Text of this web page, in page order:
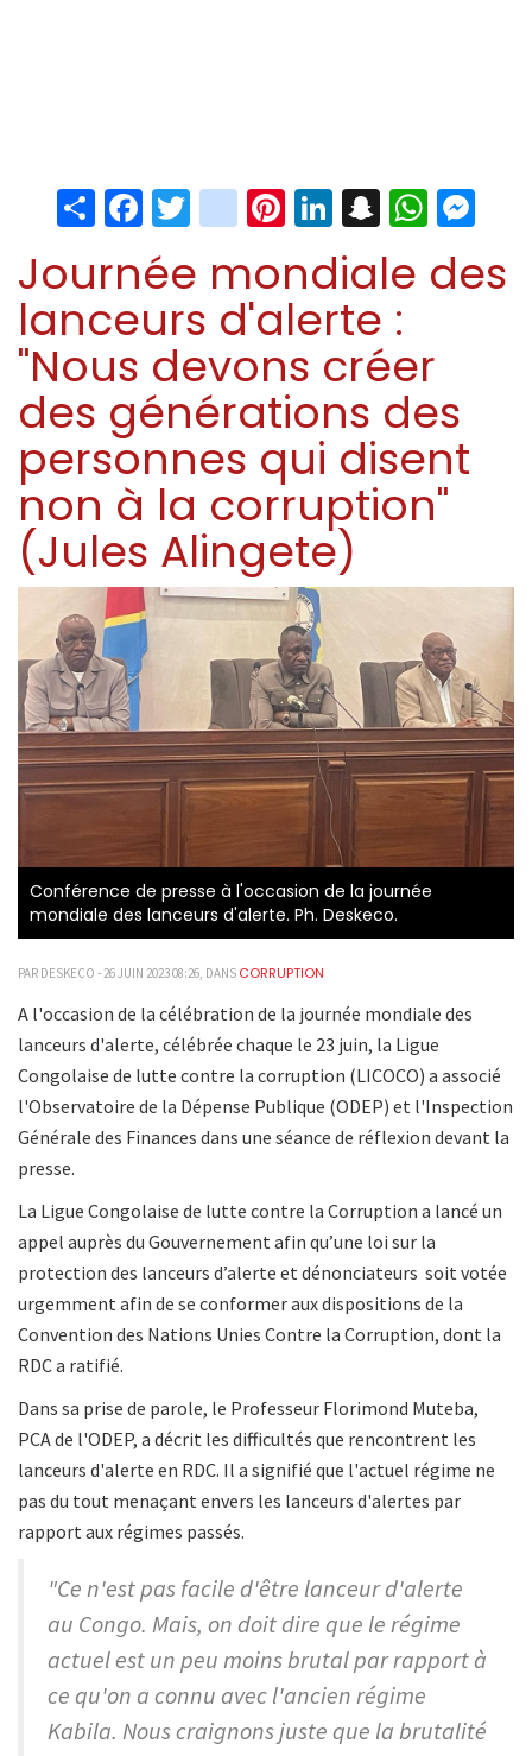
ShareFacebook
Twitter
instagram
Pinterest
LinkedIn
Snapchat
Journée mondiale des
lanceurs d'alerte :
"Nous devons créer
des générations des
personnes qui disent
non à la corruption"
(Jules Alingete)
Conférence de presse à l'occasion de la journée
mondiale des lanceurs d'alerte. Ph. Deskeco.
PAR DESKECO - 26 JUIN 2023 08:26, DANS CORRUPTION
A l'occasion de la célébration de la journée mondiale des
lanceurs d'alerte, célébrée chaque le 23 juin, la Ligue
Congolaise de lutte contre la corruption (LICOCO) a associé
l'Observatoire de la Dépense Publique (ODEP) et l'Inspection
Générale des Finances dans une séance de réflexion devant la
presse.
La Ligue Congolaise de lutte contre la Corruption a lancé un
appel auprès du Gouvernement afin qu’une loi sur la
protection des lanceurs d’alerte et dénonciateurs soit votée
urgemment afin de se conformer aux dispositions de la
Convention des Nations Unies Contre la Corruption, dont la
RDC a ratifié.
Dans sa prise de parole, le Professeur Florimond Muteba,
PCA de l'ODEP, a décrit les difficultés que rencontrent les
lanceurs d'alerte en RDC. Il a signifié que l'actuel régime ne
pas du tout menaçant envers les lanceurs d'alertes par
rapport aux régimes passés.
"Ce n'est pas facile d'être lanceur d'alerte
au Congo. Mais, on doit dire que le régime
actuel est un peu moins brutal par rapport à
ce qu'on a connu avec l'ancien régime
Kabila. Nous craignons juste que la brutalité